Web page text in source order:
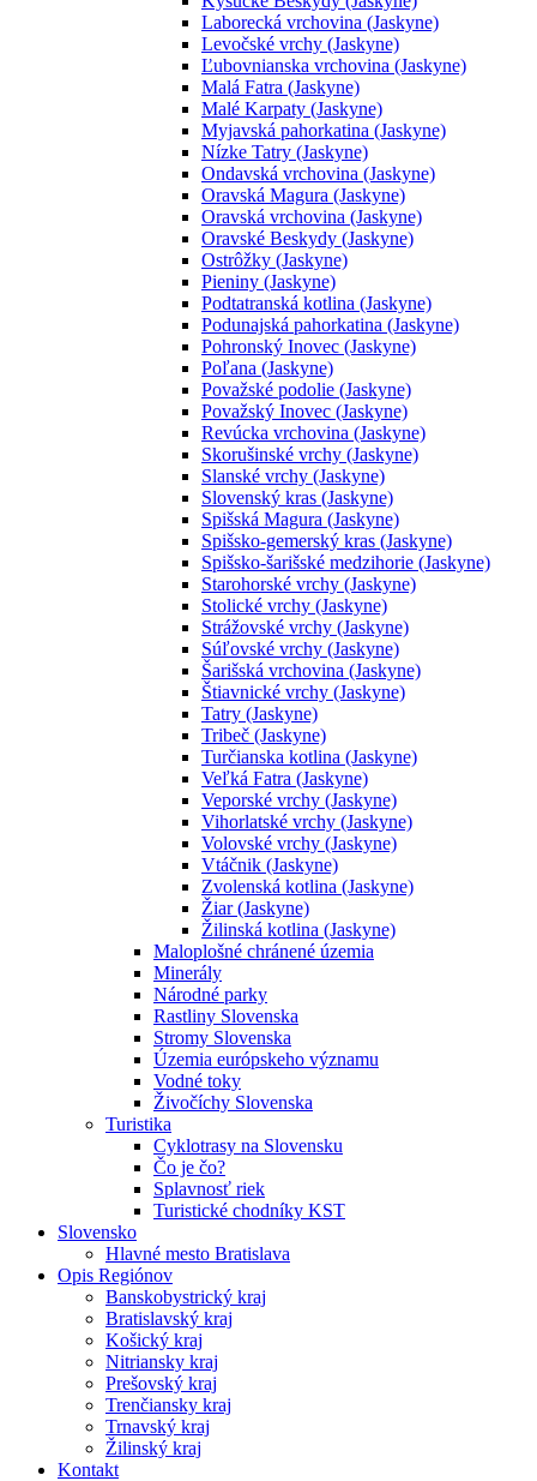
Laborecká vrchovina (Jaskyne)
Levočské vrchy (Jaskyne)
Ľubovnianska vrchovina (Jaskyne)
Malá Fatra (Jaskyne)
Malé Karpaty (Jaskyne)
Myjavská pahorkatina (Jaskyne)
Nízke Tatry (Jaskyne)
Ondavská vrchovina (Jaskyne)
Oravská Magura (Jaskyne)
Oravská vrchovina (Jaskyne)
Oravské Beskydy (Jaskyne)
Ostrôžky (Jaskyne)
Pieniny (Jaskyne)
Podtatranská kotlina (Jaskyne)
Podunajská pahorkatina (Jaskyne)
Pohronský Inovec (Jaskyne)
Poľana (Jaskyne)
Považské podolie (Jaskyne)
Považský Inovec (Jaskyne)
Revúcka vrchovina (Jaskyne)
Skorušinské vrchy (Jaskyne)
Slanské vrchy (Jaskyne)
Slovenský kras (Jaskyne)
Spišská Magura (Jaskyne)
Spišsko-gemerský kras (Jaskyne)
Spišsko-šarišské medzihorie (Jaskyne)
Starohorské vrchy (Jaskyne)
Stolické vrchy (Jaskyne)
Strážovské vrchy (Jaskyne)
Súľovské vrchy (Jaskyne)
Šarišská vrchovina (Jaskyne)
Štiavnické vrchy (Jaskyne)
Tatry (Jaskyne)
Tribeč (Jaskyne)
Turčianska kotlina (Jaskyne)
Veľká Fatra (Jaskyne)
Veporské vrchy (Jaskyne)
Vihorlatské vrchy (Jaskyne)
Volovské vrchy (Jaskyne)
Vtáčnik (Jaskyne)
Zvolenská kotlina (Jaskyne)
Žiar (Jaskyne)
Žilinská kotlina (Jaskyne)
Maloplošné chránené územia
Minerály
Národné parky
Rastliny Slovenska
Stromy Slovenska
Územia európskeho významu
Vodné toky
Živočíchy Slovenska
Turistika
Cyklotrasy na Slovensku
Čo je čo?
Splavnosť riek
Turistické chodníky KST
Slovensko
Hlavné mesto Bratislava
Opis Regiónov
Banskobystrický kraj
Bratislavský kraj
Košický kraj
Nitriansky kraj
Prešovský kraj
Trenčiansky kraj
Trnavský kraj
Žilinský kraj
Kontakt